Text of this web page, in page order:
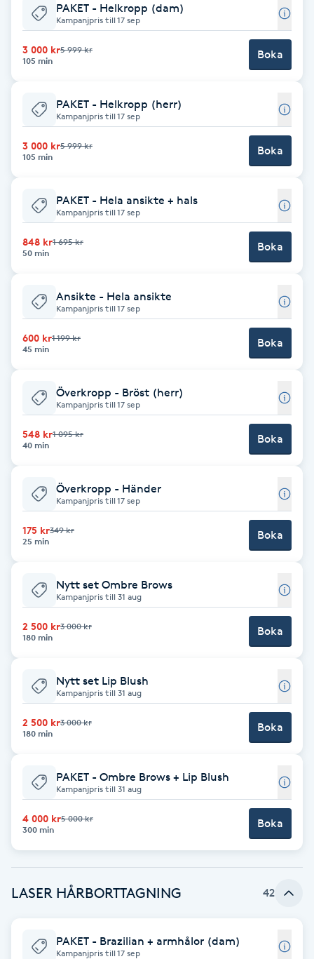
Herrklippning
HIFU
Hot Stone Massage
Hot yoga
Hudföryngring
Huduppstramning
Hyperhidros
Hypnos
Hårborttagning
Hårbottenbehandling
Hårvård
Hälsa
Hälsprickor
Idrottsmassage
IPL
IPL hårborttagning
IR-massage
Japansk massage
K
PAKET - Helkropp (dam)
Kampanjpris till 17 sep
3 000 kr5 999 kr
105 min
Boka
PAKET - Helkropp (herr)
Kampanjpris till 17 sep
3 000 kr5 999 kr
105 min
Boka
PAKET - Hela ansikte + hals
Kampanjpris till 17 sep
848 kr1 695 kr
50 min
Boka
Ansikte - Hela ansikte
Kampanjpris till 17 sep
600 kr1 199 kr
45 min
Boka
Överkropp - Bröst (herr)
Kampanjpris till 17 sep
548 kr1 095 kr
40 min
Boka
Överkropp - Händer
Kampanjpris till 17 sep
175 kr349 kr
25 min
Boka
Nytt set Ombre Brows
Kampanjpris till 31 aug
2 500 kr3 000 kr
180 min
Boka
Nytt set Lip Blush
Kampanjpris till 31 aug
2 500 kr3 000 kr
180 min
Boka
PAKET - Ombre Brows + Lip Blush
Kampanjpris till 31 aug
4 000 kr5 000 kr
300 min
Boka
LASER HÅRBORTTAGNING 42
PAKET - Brazilian + armhålor (dam)
Kampanjpris till 17 sep